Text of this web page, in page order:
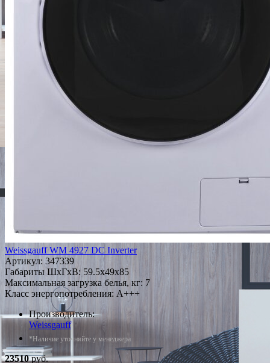
Weissgauff WM 4927 DC Inverter
Артикул: 347339
Габариты ШxГxВ: 59.5x49x85
Максимальная загрузка белья, кг: 7
Класс энергопотребления: A+++
Производитель:
Weissgauff
*Наличие уточняйте у менеджера
23510руб.